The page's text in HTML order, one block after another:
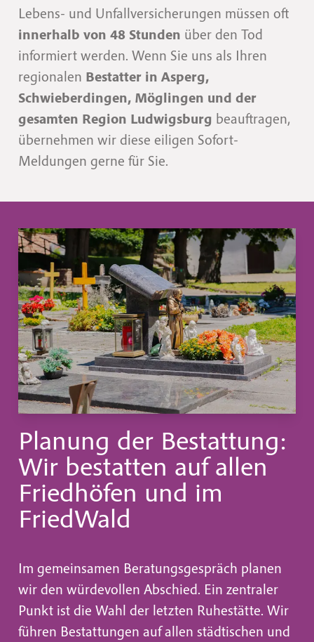
Lebens- und Unfallversicherungen müssen oft
innerhalb von 48 Stunden über den Tod
informiert werden. Wenn Sie uns als Ihren
regionalen Bestatter in Asperg,
Schwieberdingen, Möglingen und der
gesamten Region Ludwigsburg beauftragen,
übernehmen wir diese eiligen Sofort-
Meldungen gerne für Sie.
Planung der Bestattung:
Wir bestatten auf allen
Friedhöfen und im
FriedWald
Im gemeinsamen Beratungsgespräch planen
wir den würdevollen Abschied. Ein zentraler
Punkt ist die Wahl der letzten Ruhestätte. Wir
führen Bestattungen auf allen städtischen und